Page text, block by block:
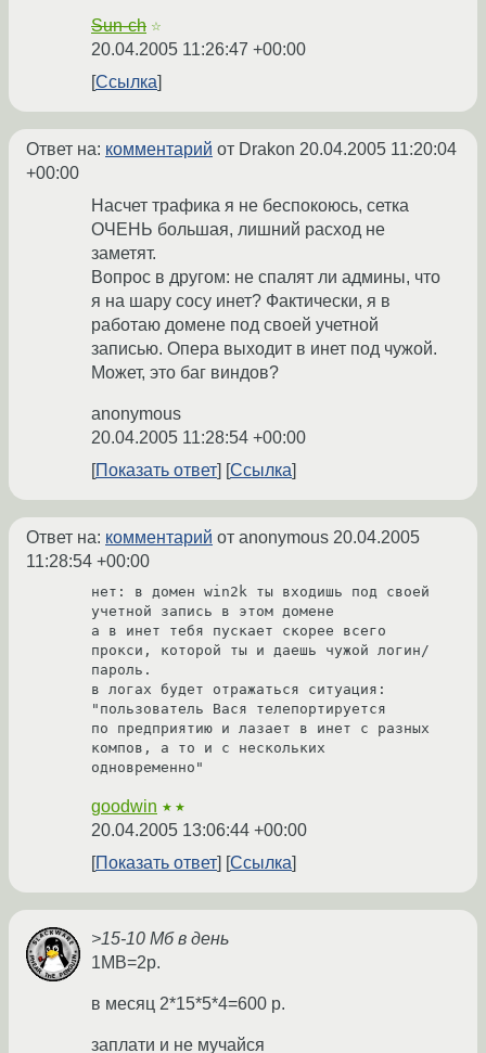
Sun-ch ☆
20.04.2005 11:26:47 +00:00
Ссылка
Ответ на: комментарий от Drakon 20.04.2005 11:20:04
+00:00
Насчет трафика я не беспокоюсь, сетка
ОЧЕНЬ большая, лишний расход не
заметят.
Вопрос в другом: не спалят ли админы, что
я на шару сосу инет? Фактически, я в
работаю домене под своей учетной
записью. Опера выходит в инет под чужой.
Может, это баг виндов?
anonymous
20.04.2005 11:28:54 +00:00
Показать ответ
Ссылка
Ответ на: комментарий от anonymous 20.04.2005
11:28:54 +00:00
нет: в домен win2k ты входишь под своей
учетной запись в этом домене
а в инет тебя пускает скорее всего
прокси, которой ты и даешь чужой логин/
пароль.
в логах будет отражаться ситуация:
"пользователь Вася телепортируется
по предприятию и лазает в инет с разных
компов, а то и с нескольких
одновременно"
goodwin ★★
20.04.2005 13:06:44 +00:00
Показать ответ
Ссылка
>15-10 Мб в день
1MB=2р.
в месяц 2*15*5*4=600 р.
заплати и не мучайся